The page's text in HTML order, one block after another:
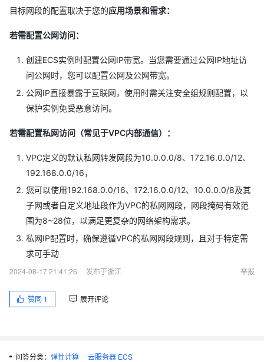
目标网段的配置取决于您的应用场景和需求：
若需配置公网访问：
创建ECS实例时配置公网IP带宽。当您需要通过公网IP地址访
问公网时，您可以配置公网及公网带宽。
公网IP直接暴露于互联网，使用时需关注安全组规则配置，以
保护实例免受恶意访问。
若需配置私网访问（常见于VPC内部通信）：
VPC定义的默认私网转发网段为10.0.0.0/8、172.16.0.0/12、
192.168.0.0/16，
您可以使用192.168.0.0/16、172.16.0.0/12、10.0.0.0/8及其
子网或者自定义地址段作为VPC的私网网段，网段掩码有效范
围为8~28位，以满足更复杂的网络架构需求。
私网IP配置时，确保遵循VPC的私网网段规则，且对于特定需
求可手动
2024-08-17 21:41:26
发布于浙江 举报
赞同 1 展开评论
问答分类： 弹性计算
云服务器 ECS